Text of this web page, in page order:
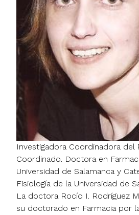
Investigadora Coordinadora del
Coordinado. Doctora en
Universidad de Salamanca y
Fisiología de la Universidad de
La doctora Rocío I. Rodríguez
su doctorado en Farmacia por